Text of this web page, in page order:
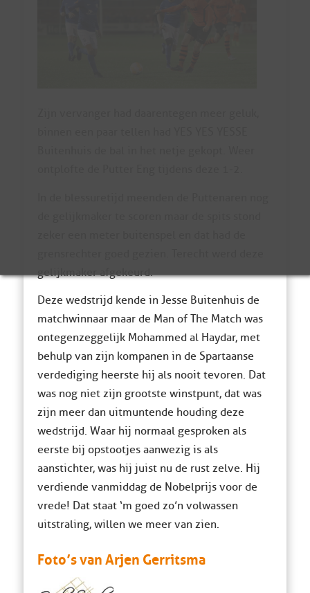
gelijkmaker afgekeurd.
Deze wedstrijd kende in Jesse Buitenhuis de
matchwinnaar maar de Man of The Match was
ontegenzeggelijk Mohammed al Haydar, met
behulp van zijn kompanen in de Spartaanse
verdediging heerste hij als nooit tevoren. Dat
was nog niet zijn grootste winstpunt, dat was
zijn meer dan uitmuntende houding deze
wedstrijd. Waar hij normaal gesproken als
eerste bij opstootjes aanwezig is als
aanstichter, was hij juist nu de rust zelve. Hij
verdiende vanmiddag de Nobelprijs voor de
vrede! Dat staat ‘m goed zo’n volwassen
uitstraling, willen we meer van zien.
Foto’s van Arjen Gerritsma